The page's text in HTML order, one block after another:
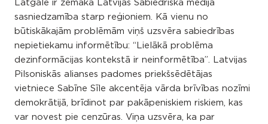
Latgalē ir zemākā Latvijas Sabiedriskā medija
sasniedzamība starp reģioniem. Kā vienu no
būtiskākajām problēmām viņš uzsvēra sabiedrības
nepietiekamu informētību: “Lielākā problēma
dezinformācijas kontekstā ir neinformētība”. Latvijas
Pilsoniskās alianses padomes priekšsēdētājas
vietniece Sabīne Sīle akcentēja vārda brīvības nozīmi
demokrātijā, brīdinot par pakāpeniskiem riskiem, kas
var novest pie cenzūras. Viņa uzsvēra, ka par